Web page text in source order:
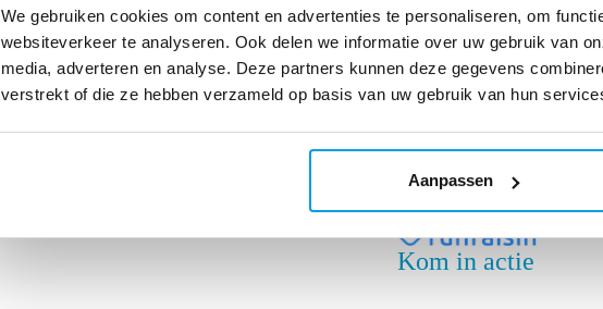
We gebruiken cookies om content en advertenties te personaliseren, om
websiteverkeer te analyseren. Ook delen we informatie over uw gebruik van
media, adverteren en analyse. Deze partners kunnen deze gegevens
verstrekt of die ze hebben verzameld op basis van uw gebruik van hun
Aanpassen
Light at Night
Eventkalender
|Cookies | Copyright ©
Kom in actie